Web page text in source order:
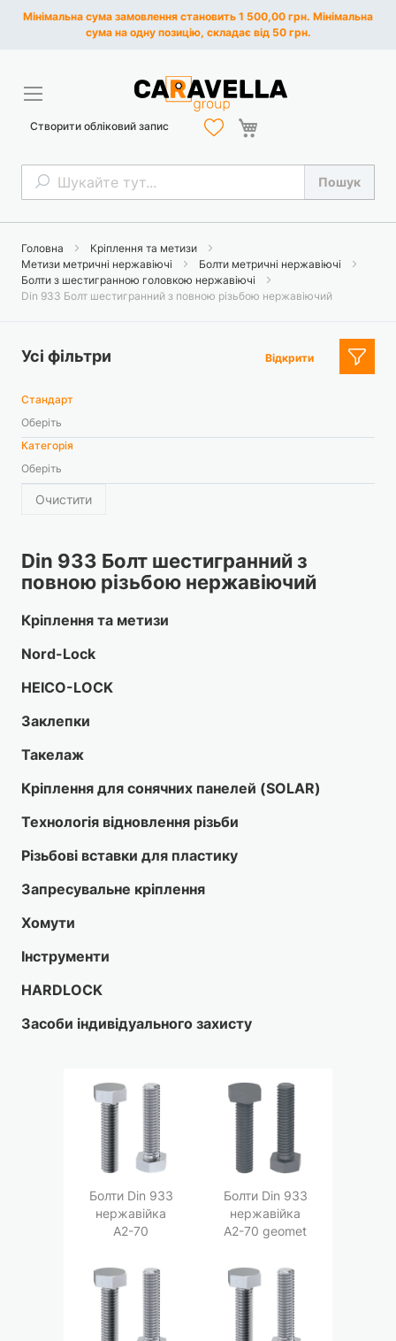
Мінімальна сума замовлення становить 1 500,00 грн. Мінімальна
сума на одну позицію, складає від 50 грн.
Пошук Пошук
Створити обліковий запис
Головна
Кріплення та метизи
Метизи метричні нержавіючі
Болти метричні нержавіючі
Болти з шестигранною головкою нержавіючі
Din 933 Болт шестигранний з повною різьбою нержавіючий
Усі фільтри Відкрити
Стандарт
Оберіть
Категорія
Оберіть
Очистити
Din 933 Болт шестигранний з
повною різьбою нержавіючий
Болти Din 933
нержавійка
A2-70
Болти Din 933
нержавійка
A2-70 geomet
Кріплення та метизи
Nord-Lock
HEICO-LOCK
Заклепки
Такелаж
Кріплення для сонячних панелей (SOLAR)
Технологія відновлення різьби
Різьбові вставки для пластику
Запресувальне кріплення
Хомути
Інструменти
HARDLOCK
Засоби індивідуального захисту